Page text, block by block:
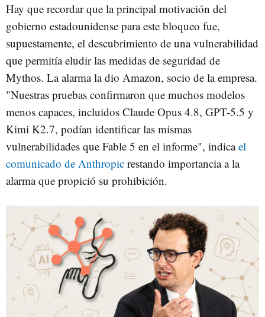
Hay que recordar que la principal motivación del
gobierno estadounidense para este bloqueo fue,
supuestamente, el descubrimiento de una vulnerabilidad
que permitía eludir las medidas de seguridad de
Mythos. La alarma la dio Amazon, socio de la empresa.
"Nuestras pruebas confirmaron que muchos modelos
menos capaces, incluidos Claude Opus 4.8, GPT-5.5 y
Kimi K2.7, podían identificar las mismas
vulnerabilidades que Fable 5 en el informe", indicael
comunicado de Anthropic restando importancia a la
alarma que propició su prohibición.